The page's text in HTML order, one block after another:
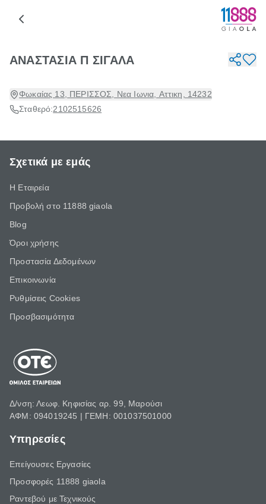
ΑΝΑΣΤΑΣΙΑ Π ΣΙΓΑΛΑ
Φωκαίας 13, ΠΕΡΙΣΣΟΣ, Νεα Ιωνια, Αττικη, 14232
Σταθερό:2102515626
Σχετικά με εμάς
Η Εταιρεία
Προβολή στο 11888 giaola
Blog
Όροι χρήσης
Προστασία Δεδομένων
Επικοινωνία
Ρυθμίσεις Cookies
Προσβασιμότητα
Δ/νση: Λεωφ. Κηφισίας αρ. 99, Μαρούσι
ΑΦΜ: 094019245 | ΓΕΜΗ: 001037501000
Υπηρεσίες
Επείγουσες Εργασίες
Προσφορές 11888 giaola
Ραντεβού με Τεχνικούς